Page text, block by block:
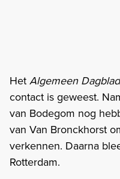
HetAlgemeen Dagblad
contact is geweest.
van Bodegom nog
van Van Bronckhorst
verkennen. Daarna
Rotterdam.